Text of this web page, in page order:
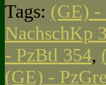
Tags: (GE) -
NachschKp
- PzBtl 354,
(GE) -